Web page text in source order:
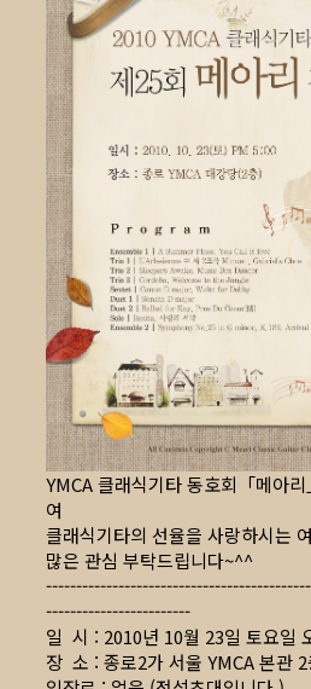
YMCA 클래식기타 동호회「메아
여
클래식기타의 선율을 사랑하시는
많은 관심 부탁드립니다~^^
------------------------
일 시 : 2010년 10월 23일 토요일
장 소 : 종로2가 서울 YMCA 본관